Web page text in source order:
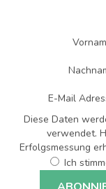
E-Mail
Diese Daten
verwendet.
Erfolgsmessung
Ich